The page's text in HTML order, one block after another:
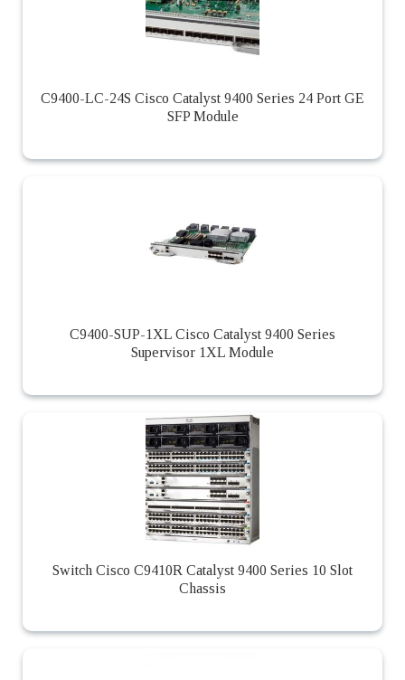
C9400-LC-24S Cisco Catalyst 9400 Series 24 Port GE
SFP Module
C9400-SUP-1XL Cisco Catalyst 9400 Series
Supervisor 1XL Module
Switch Cisco C9410R Catalyst 9400 Series 10 Slot
Chassis